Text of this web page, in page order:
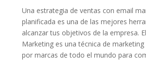
Una estrategia de ventas con email
planificada es una de las mejores
alcanzar tus objetivos de la empresa.
Marketing es una técnica de
por marcas de todo el mundo para